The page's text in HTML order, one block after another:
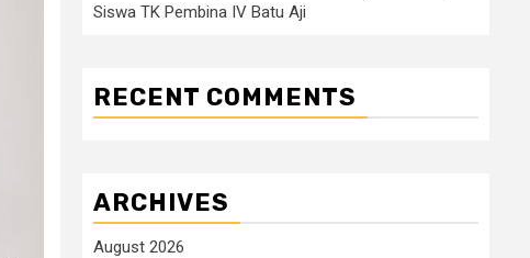
Siswa TK Pembina IV Batu Aji
RECENT COMMENTS
ARCHIVES
August 2026